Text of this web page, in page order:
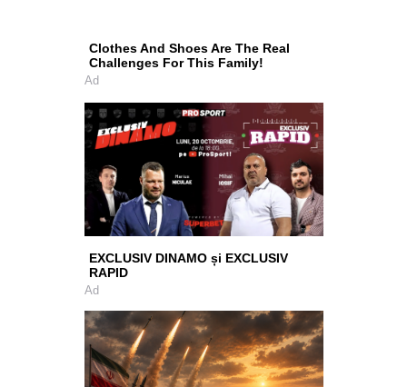
Clothes And Shoes Are The Real
Challenges For This Family!
Ad
EXCLUSIV DINAMO și EXCLUSIV
RAPID
Ad